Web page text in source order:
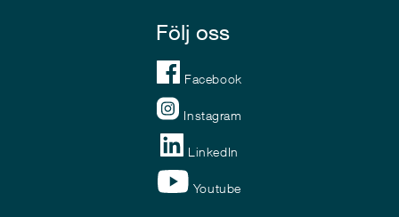
Följ oss
Facebook
Instagram
LinkedIn
Youtube